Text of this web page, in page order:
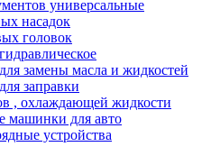
универсальные
насадок
головок
замены масла и жидкостей
заправки
, охлаждающей жидкости
машинки для авто
устройства